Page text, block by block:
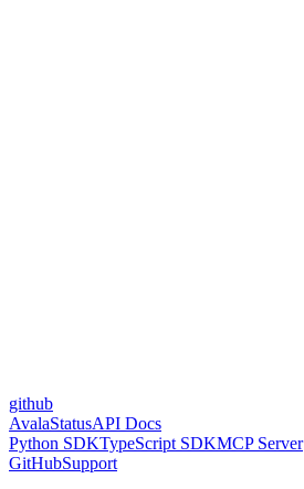
github
AvalaStatusAPI Docs
Python SDKTypeScript SDKMCP Server
GitHubSupport